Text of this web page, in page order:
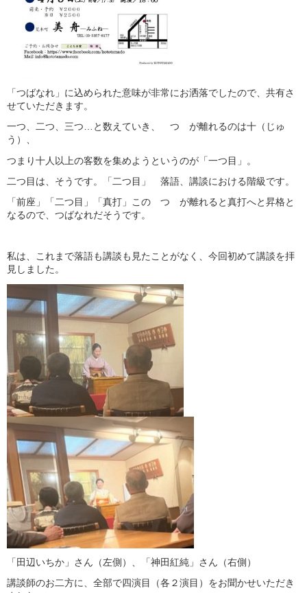
「つばなれ」 に込められた意味が非常にお洒落でしたので、共有さ
せていただきます。
一つ、二つ、三つ…と数えていき、 つ が離れるのは十 （じゅ
う）、
つまり十人以上の客数を集めようというのが「一つ目」。
二つ目は、そうです。「二つ目」 落語、講談における階級です。
「前座」「二つ目」「真打」この つ が離れると真打へと昇格と
なるので、 つばなれだそうです。
私は、これまで落語も講談も見たことがなく、今回初めて講談を拝
見しました。
「田辺いちか」さん（左側）、「神田紅純」さん（右側）
講談師のお二方に、全部で四演目（各２演目）をお聞かせいただき